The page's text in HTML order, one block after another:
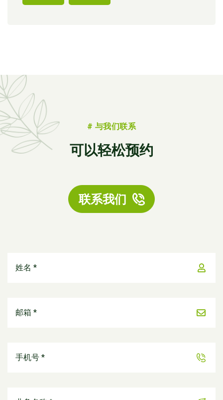
# 与我们联系
可以轻松预约
联系我们